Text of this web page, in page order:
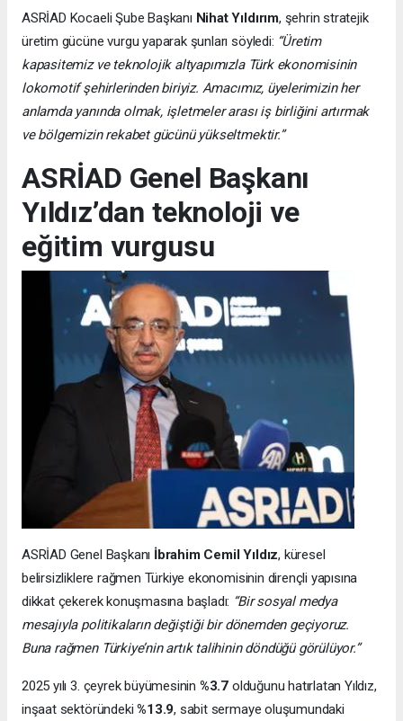
ASRİAD Kocaeli Şube Başkanı Nihat Yıldırım, şehrin stratejik
üretim gücüne vurgu yaparak şunları söyledi: “Üretim
kapasitemiz ve teknolojik altyapımızla Türk ekonomisinin
lokomotif şehirlerinden biriyiz. Amacımız, üyelerimizin her
anlamda yanında olmak, işletmeler arası iş birliğini artırmak
ve bölgemizin rekabet gücünü yükseltmektir.”
ASRİAD Genel Başkanı
Yıldız’dan teknoloji ve
eğitim vurgusu
ASRİAD Genel Başkanı İbrahim Cemil Yıldız, küresel
belirsizliklere rağmen Türkiye ekonomisinin dirençli yapısına
dikkat çekerek konuşmasına başladı: “Bir sosyal medya
mesajıyla politikaların değiştiği bir dönemden geçiyoruz.
Buna rağmen Türkiye’nin artık talihinin döndüğü görülüyor.”
2025 yılı 3. çeyrek büyümesinin %3.7 olduğunu hatırlatan Yıldız,
inşaat sektöründeki%13.9, sabit sermaye oluşumundaki